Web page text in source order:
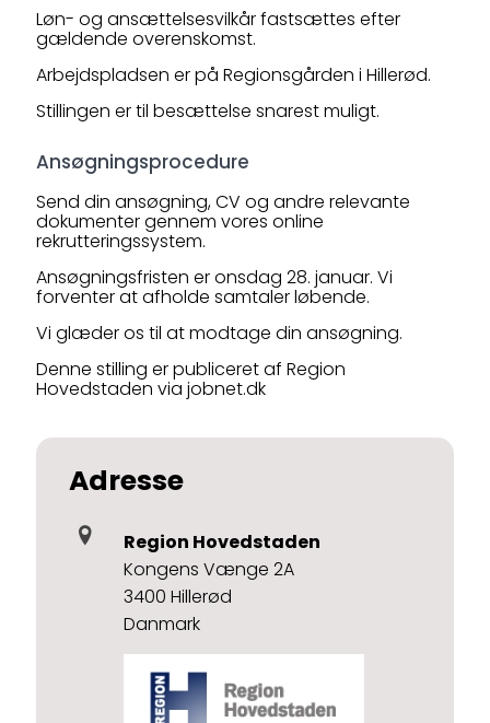
Løn- og ansættelsesvilkår fastsættes efter
gældende overenskomst.
Arbejdspladsen er på Regionsgården i Hillerød.
Stillingen er til besættelse snarest muligt.
Ansøgningsprocedure
Send din ansøgning, CV og andre relevante
dokumenter gennem vores online
rekrutteringssystem.
Ansøgningsfristen er onsdag 28. januar. Vi
forventer at afholde samtaler løbende.
Vi glæder os til at modtage din ansøgning.
Denne stilling er publiceret af Region
Hovedstaden via jobnet.dk
Adresse
Region Hovedstaden
Kongens Vænge 2A
3400 Hillerød
Danmark